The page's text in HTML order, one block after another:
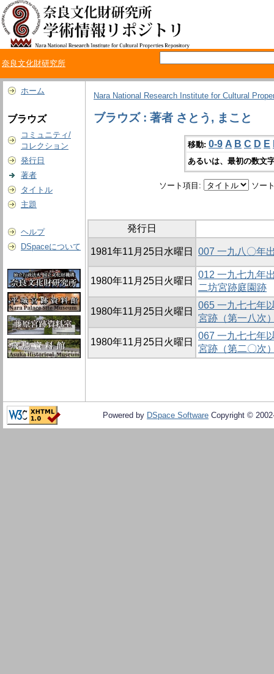
奈良文化財研究所
ホーム
ブラウズ
コミュニティ/
コレクション
発行日
著者
タイトル
主題
ヘルプ
DSpaceについて
Nara National Research Institute for Cultural
ブラウズ : 著者 さとう, まこと
移動: 0-9 A B C D E
あるいは、最初の数文
ソート項目: ソー
発行日
1981年11月25日水曜日 007 一九八〇年
1980年11月25日火曜日
012 一九七九年
二坊宮跡庭園跡
1980年11月25日火曜日
065 一九七七年
宮跡（第一八次
1980年11月25日火曜日
067 一九七七年
宮跡（第二〇次
Powered by DSpace Software Copyright ©